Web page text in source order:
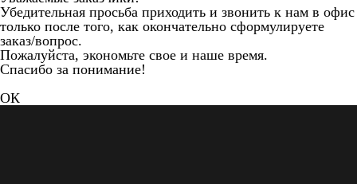
Убедительная просьба приходить и звонить к нам в офис
только после того, как окончательно сформулируете
заказ/вопрос.
Пожалуйста, экономьте свое и наше время.
Спасибо за понимание!
ОК